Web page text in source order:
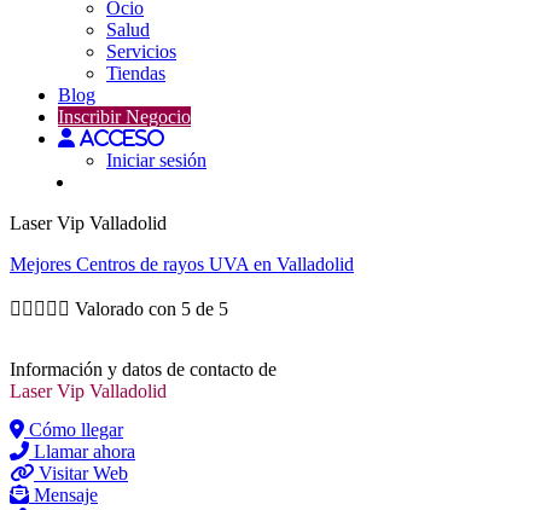
Ocio
Salud
Servicios
Tiendas
Blog
Inscribir Negocio
Acceso
Iniciar sesión
Laser Vip Valladolid
Mejores Centros de rayos UVA en Valladolid
     Valorado con 5 de 5
Información y datos de contacto de
Laser Vip Valladolid
Cómo llegar
Llamar ahora
Visitar Web
Mensaje